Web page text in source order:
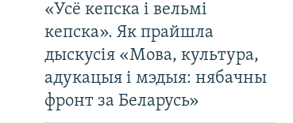
«Усё кепска і вельмі
кепска». Як прайшла
дыскусія «Мова, культура,
адукацыя і мэдыя: нябачны
фронт за Беларусь»